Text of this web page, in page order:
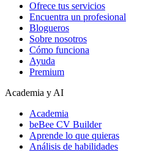
Ofrece tus servicios
Encuentra un profesional
Blogueros
Sobre nosotros
Cómo funciona
Ayuda
Premium
Academia y AI
Academia
beBee CV Builder
Aprende lo que quieras
Análisis de habilidades